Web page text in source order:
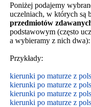
Poniżej podajemy
uczelniach, w których są
przedmiotów
podstawowym (często
a wybieramy z nich dwa):
Przykłady:
kierunki po maturze z
kierunki po maturze z
kierunki po maturze z
kierunki po maturze z